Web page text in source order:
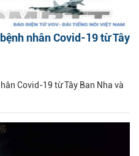
nhân Covid-19 từ Tây
Covid-19 từ Tây Ban Nha và